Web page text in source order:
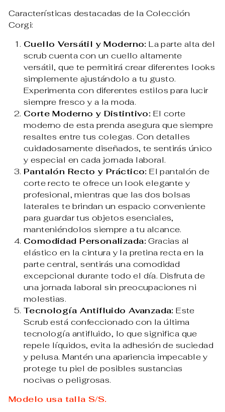
Características destacadas de la Colección
Corgi:
Cuello Versátil y Moderno: La parte alta del
scrub cuenta con un cuello altamente
versátil, que te permitirá crear diferentes looks
simplemente ajustándolo a tu gusto.
Experimenta con diferentes estilos para lucir
siempre fresco y a la moda.
Corte Moderno y Distintivo: El corte
moderno de esta prenda asegura que siempre
resaltes entre tus colegas. Con detalles
cuidadosamente diseñados, te sentirás único
y especial en cada jornada laboral.
Pantalón Recto y Práctico: El pantalón de
corte recto te ofrece un look elegante y
profesional, mientras que las dos bolsas
laterales te brindan un espacio conveniente
para guardar tus objetos esenciales,
manteniéndolos siempre a tu alcance.
Comodidad Personalizada: Gracias al
elástico en la cintura y la pretina recta en la
parte central, sentirás una comodidad
excepcional durante todo el día. Disfruta de
una jornada laboral sin preocupaciones ni
molestias.
Tecnología Antifluido Avanzada: Este
Scrub está confeccionado con la última
tecnología antifluido, lo que significa que
repele líquidos, evita la adhesión de suciedad
y pelusa. Mantén una apariencia impecable y
protege tu piel de posibles sustancias
nocivas o peligrosas.
Modelo usa talla S/S.